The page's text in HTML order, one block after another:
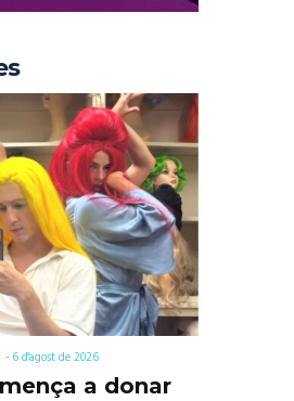
-6 d'agost de 2026
a donar